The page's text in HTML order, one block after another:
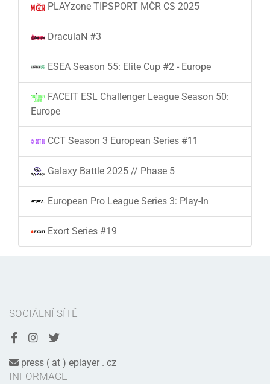
PLAYzone TIPSPORT MČR CS 2025
DraculaN #3
ESEA Season 55: Elite Cup #2 - Europe
FACEIT ESL Challenger League Season 50:
Europe
CCT Season 3 European Series #11
Galaxy Battle 2025 // Phase 5
European Pro League Series 3: Play-In
Exort Series #19
SOCIÁLNÍ SÍTĚ
press ( at ) eplayer . cz
INFORMACE